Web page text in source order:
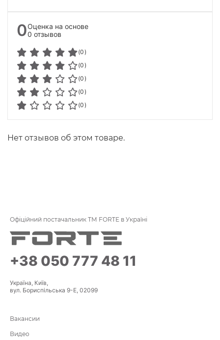
0Оценка на основе
0 отзывов
(0)
(0)
(0)
(0)
(0)
Нет отзывов об этом товаре.
Офіційний постачальник ТМ FORTE в Україні
+38 050 777 48 11
Україна, Київ,
вул. Бориспільська 9-Е, 02099
Вакансии
Видео